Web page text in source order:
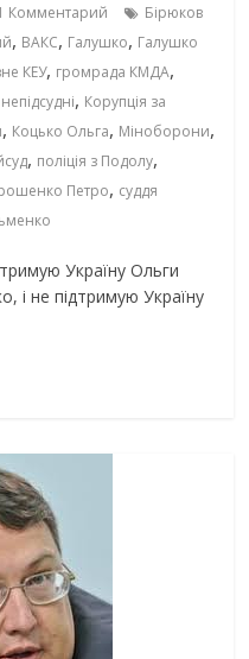
Комментарий
Бірюков
, ВАКС, Галушко, Галушко
КЕУ, громрада КМДА,
, Корупція за
, Коцько Ольга, Міноборони,
, поліція з Подолу,
Петро, суддя
Україну Ольги
і не підтримую Україну